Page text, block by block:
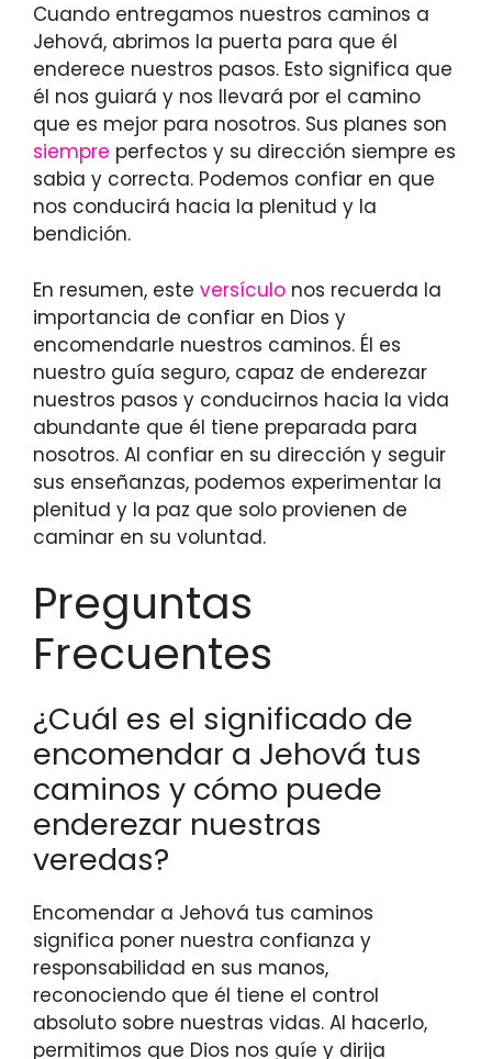
Cuando entregamos nuestros caminos a
Jehová, abrimos la puerta para que él
enderece nuestros pasos. Esto significa que
él nos guiará y nos llevará por el camino
que es mejor para nosotros. Sus planes son
siempre perfectos y su dirección siempre es
sabia y correcta. Podemos confiar en que
nos conducirá hacia la plenitud y la
bendición.
En resumen, este versículo nos recuerda la
importancia de confiar en Dios y
encomendarle nuestros caminos. Él es
nuestro guía seguro, capaz de enderezar
nuestros pasos y conducirnos hacia la vida
abundante que él tiene preparada para
nosotros. Al confiar en su dirección y seguir
sus enseñanzas, podemos experimentar la
plenitud y la paz que solo provienen de
caminar en su voluntad.
Preguntas
Frecuentes
¿Cuál es el significado de
encomendar a Jehová tus
caminos y cómo puede
enderezar nuestras
veredas?
Encomendar a Jehová tus caminos
significa poner nuestra confianza y
responsabilidad en sus manos,
reconociendo que él tiene el control
absoluto sobre nuestras vidas. Al hacerlo,
permitimos que Dios nos guíe y dirija